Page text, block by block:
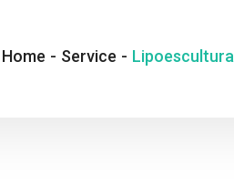
Home - Service - Lipoescultura